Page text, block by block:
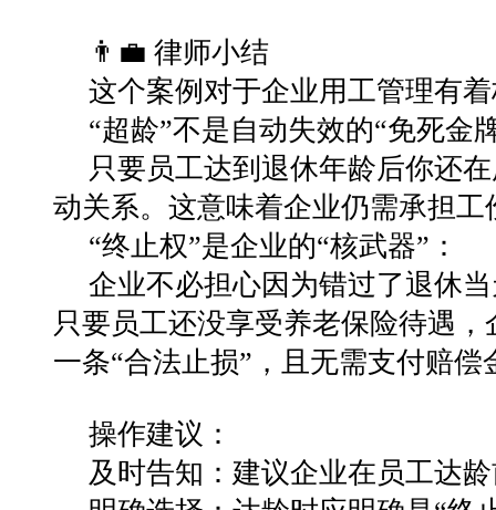
👨‍💼 律师小结
这个案例对于企业用工管理有
“超龄”不是自动失效的“免死金
只要员工达到退休年龄后你还
动关系。这意味着企业仍需承担
“终止权”是企业的“核武器”：
企业不必担心因为错过了退休
只要员工还没享受养老保险待遇
一条“合法止损”，且无需支付赔偿
操作建议：
及时告知：建议企业在员工达